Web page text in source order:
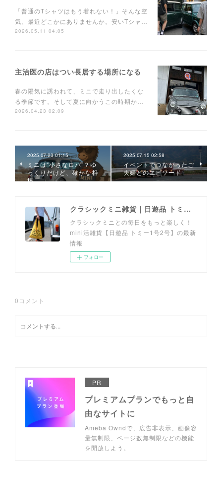
「普通のTシャツはもう着れない！」そんな空
気、最近どこかにありませんか。安いTシャ…
2026.05.11 04:05
主治医の店はつい長居する場所になる
春の陽気に誘われて、ミニで走り出したくな
る季節です。そして夏に向かうこの時期か…
2026.04.23 02:09
2025.07.23 01:15
ミニは“小さなロバ”？ゆ
っくりだけど、確かな相
棒
2025.07.15 02:58
イベントでつながったご
夫婦とのエピソード
クラシックミニ雑貨｜日遊品 トミー1号2号
クラシックミニとの毎日をもっと楽しく！
mini活雑貨【日遊品 トミー1号2号】の最新
情報
フォロー
0 コメント
PR
プレミアムプランでもっと自
由なサイトに
Ameba Owndで、広告非表示、画像容
量無制限、ページ数無制限などの機能
を開放しよう。